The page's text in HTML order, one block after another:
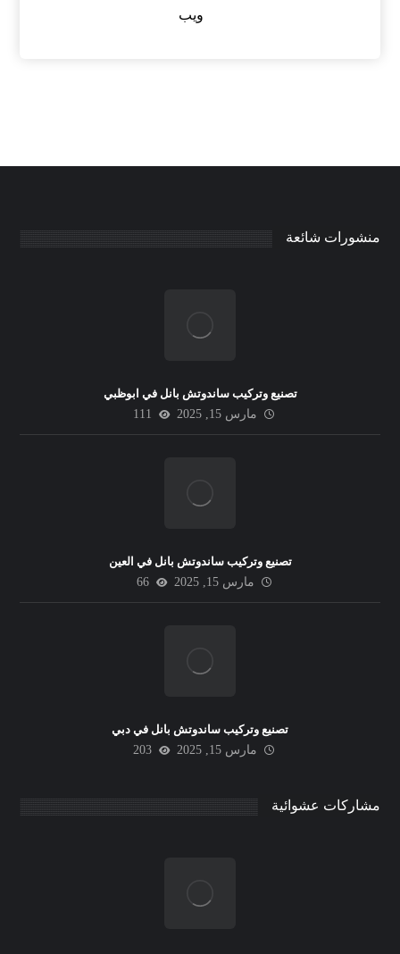
ويب
منشورات شائعة
تصنيع وتركيب ساندوتش بانل في ابوظبي
مارس 15, 2025
111
تصنيع وتركيب ساندوتش بانل في العين
مارس 15, 2025
66
تصنيع وتركيب ساندوتش بانل في دبي
مارس 15, 2025
203
مشاركات عشوائية